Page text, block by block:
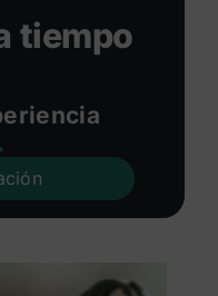
tiempo
.